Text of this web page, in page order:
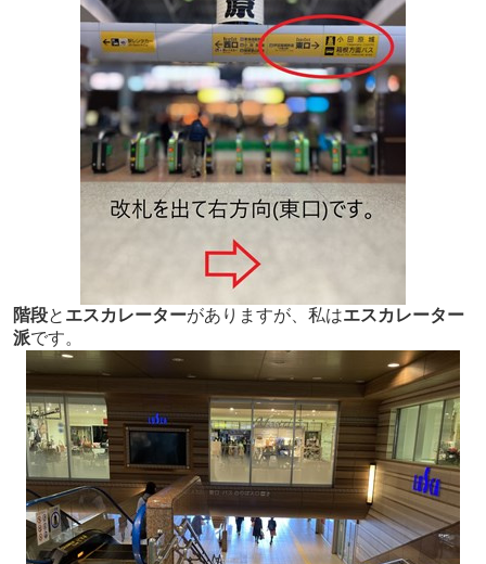
階段と エスカレーターがありますが、私はエスカレーター
派です。